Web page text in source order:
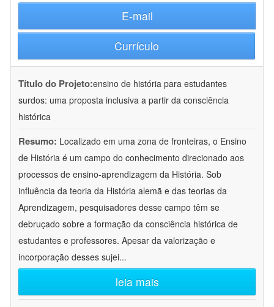
E-mail
Currículo
Título do Projeto:ensino de história para estudantes
surdos: uma proposta inclusiva a partir da consciência
histórica
Resumo: Localizado em uma zona de fronteiras, o Ensino
de História é um campo do conhecimento direcionado aos
processos de ensino-aprendizagem da História. Sob
influência da teoria da História alemã e das teorias da
Aprendizagem, pesquisadores desse campo têm se
debruçado sobre a formação da consciência histórica de
estudantes e professores. Apesar da valorização e
incorporação desses sujei...
leia mais